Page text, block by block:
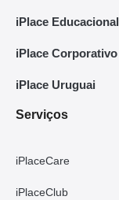
iPlace Educacional
iPlace Corporativo
iPlace Uruguai
Serviços
iPlaceCare
iPlaceClub